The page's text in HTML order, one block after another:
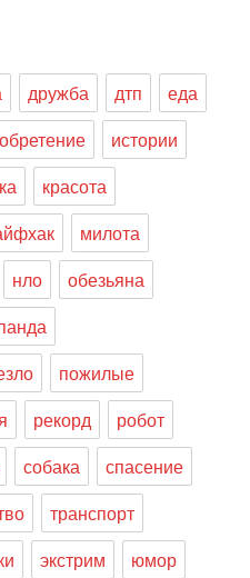
дружба дтп
еда
истории
красота
милота
нло
обезьяна
пожилые
рекорд
робот
собака
спасение
транспорт
экстрим юмор